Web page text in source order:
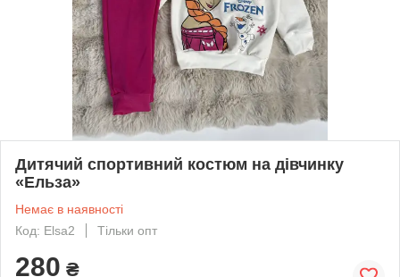
Дитячий спортивний костюм на дівчинку
«Ельза»
Немає в наявності
Код: Elsa2
Тільки опт
280 ₴